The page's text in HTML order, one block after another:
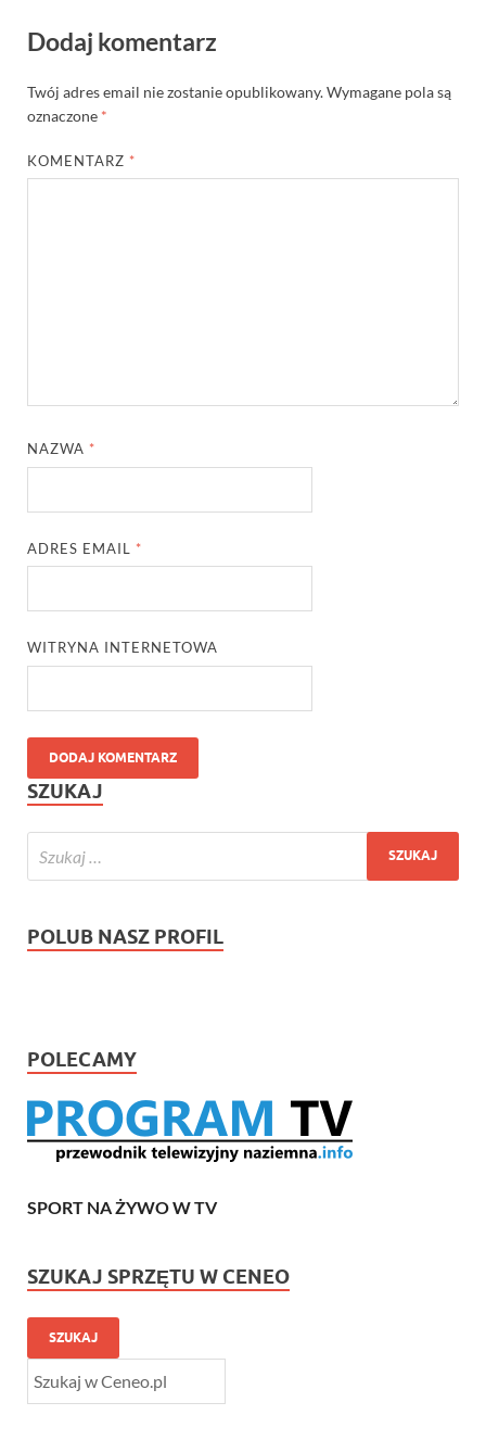
Dodaj komentarz
Twój adres email nie zostanie opublikowany.Wymagane pola są
oznaczone *
KOMENTARZ *
NAZWA *
ADRES EMAIL *
WITRYNA INTERNETOWA
SZUKAJ
POLUB NASZ PROFIL
POLECAMY
SPORT NA ŻYWO W TV
SZUKAJ SPRZĘTU W CENEO
SZUKAJ